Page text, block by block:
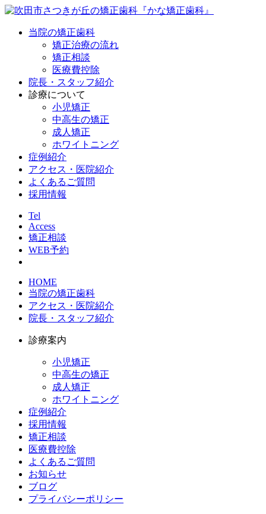
当院の矯正歯科
矯正治療の流れ
矯正相談
医療費控除
院長・スタッフ紹介
診療について
小児矯正
中高生の矯正
成人矯正
ホワイトニング
症例紹介
アクセス・医院紹介
よくあるご質問
採用情報
Tel
Access
矯正相談
WEB予約
HOME
当院の矯正歯科
アクセス・医院紹介
院長・スタッフ紹介
診療案内
小児矯正
中高生の矯正
成人矯正
ホワイトニング
症例紹介
採用情報
矯正相談
医療費控除
よくあるご質問
お知らせ
ブログ
プライバシーポリシー